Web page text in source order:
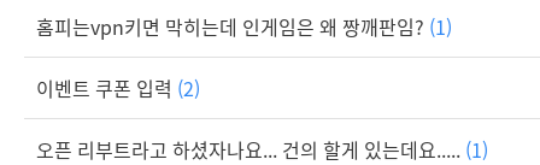
홈피는vpn키면 막히는데 인게임은 왜 짱깨판임? (1)
이벤트 쿠폰 입력 (2)
오픈 리부트라고 하셨자나요... 건의 할게 있는데요..... (1)